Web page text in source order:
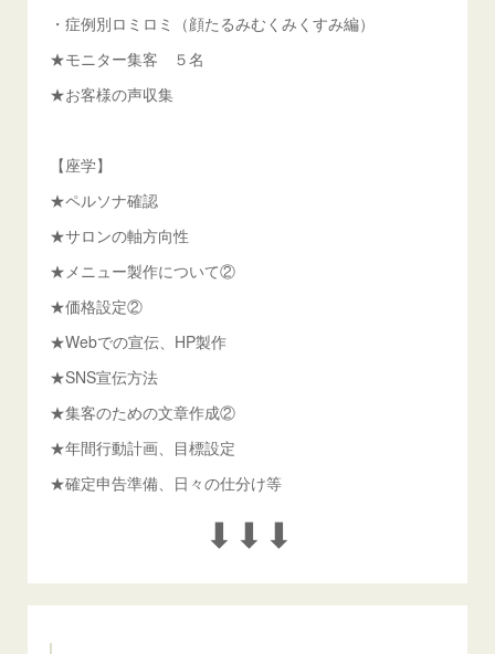
・症例別ロミロミ（顔たるみむくみくすみ編）
★モニター集客 ５名
★お客様の声収集
【座学】
★ペルソナ確認
★サロンの軸方向性
★メニュー製作について②
★価格設定②
★Webでの宣伝、HP製作
★SNS宣伝方法
★集客のための文章作成②
★年間行動計画、目標設定
★確定申告準備、日々の仕分け等
⬇︎⬇︎⬇︎